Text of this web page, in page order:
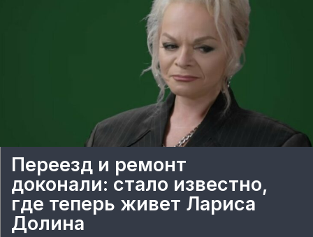
Переезд и ремонт
доконали: стало известно,
где теперь живет Лариса
Долина